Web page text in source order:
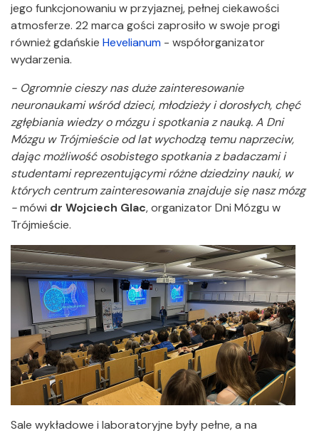
jego funkcjonowaniu w przyjaznej, pełnej ciekawości
atmosferze. 22 marca gości zaprosiło w swoje progi
również gdańskie Hevelianum - współorganizator
wydarzenia.
- Ogromnie cieszy nas duże zainteresowanie
neuronaukami wśród dzieci, młodzieży i dorosłych, chęć
zgłębiania wiedzy o mózgu i spotkania z nauką. A Dni
Mózgu w Trójmieście od lat wychodzą temu naprzeciw,
dając możliwość osobistego spotkania z badaczami i
studentami reprezentującymi różne dziedziny nauki, w
których centrum zainteresowania znajduje się nasz mózg
-mówi dr Wojciech Glac, organizator Dni Mózgu w
Trójmieście.
Sale wykładowe i laboratoryjne były pełne, a na